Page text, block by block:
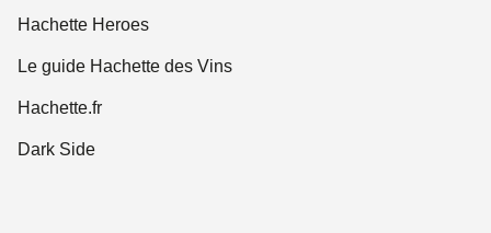
Hachette Heroes
Le guide Hachette des Vins
Hachette.fr
Dark Side